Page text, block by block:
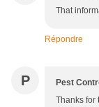
That
Répondre
P Pest
Thanks for